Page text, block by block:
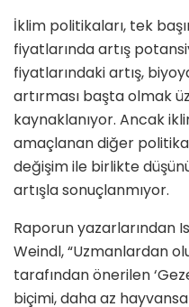
İklim politikaları, tek
fiyatlarında artış
fiyatlarındaki artış,
artırması başta olmak
kaynaklanıyor. Ancak
amaçlanan diğer
değişim ile birlikte
artışla sonuçlanmıyor.
Raporun yazarlarından
Weindl,“Uzmanlardan
tarafından önerilen
biçimi,daha az